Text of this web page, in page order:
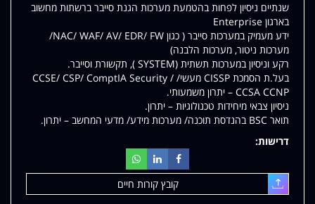
שנתיים ניסיון לפחות בהטמעת מערכות הגנת סייבר ברשתות מחשוב
בארגון Enterprise
ידע מעמיק במערכות סייבר ( כגון NAC/ WAF/ AV/ EDR/ FW/
מערכות ניטור, מערכות הלבנה)
רקע וניסיון במערכות תשתית (SYSTEM ), תקשורת וסייבר.
בעל.ת הסמכת CISSP מעשי/ CCSE/ CSP/ ComptIA Security /
CCSA CCNP – יתרון משמעותי.
ניסיון צבאי מיחידות טכנולוגיות – יתרון.
תואר BSC בהנדסת תוכנה/ מערכות מידע/ מדעי המחשב – יתרון.
דרישות:
עלאת
קובץ קורות חיים